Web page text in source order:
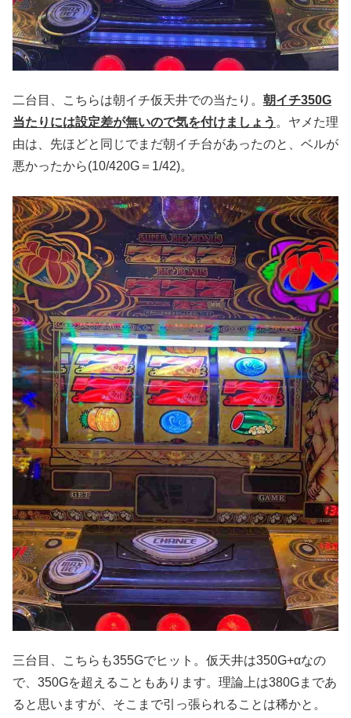
二台目、こちらは朝イチ仮天井での当たり。 朝イチ350G
当たりには設定差が無いので気を付けましょう 。ヤメた理
由は、先ほどと同じでまだ朝イチ台があったのと、ベルが
悪かったから(10/420G＝1/42)。
三台目、こちらも355Gでヒット。仮天井は350G+αなの
で、350Gを超えることもあります。理論上は380Gまであ
ると思いますが、そこまで引っ張られることは稀かと。